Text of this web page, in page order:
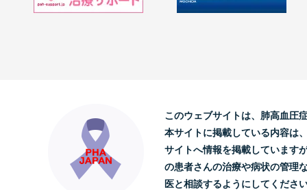
このウェブサイトは、肺高血圧
本サイトに掲載している内容は
サイトへ情報を掲載しています
の患者さんの治療や病状の管理
医と相談するようにしてくださ